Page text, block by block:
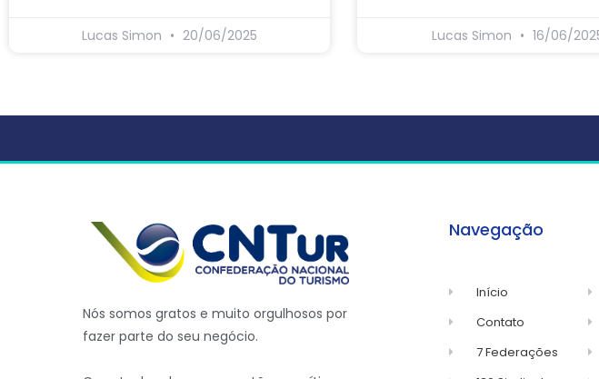
Lucas Simon 20/06/2025 Lucas Simon 16/06/
Nós somos gratos e muito orgulhosos por
fazer parte do seu negócio.
Navegação
Início
Contato
7 Federações